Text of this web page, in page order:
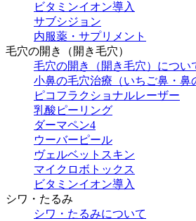
ビタミンイオン導入
サブシジョン
内服薬・サプリメント
毛穴の開き（開き毛穴）
毛穴の開き（開き毛穴）につい
小鼻の毛穴治療（いちご鼻・鼻
ピコフラクショナルレーザー
乳酸ピーリング
ダーマペン4
ウーバーピール
ヴェルベットスキン
マイクロボトックス
ビタミンイオン導入
シワ・たるみ
シワ・たるみについて